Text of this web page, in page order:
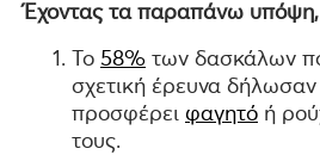
Έχοντας τα παραπάνω υπόψη,
Το 58% των δασκάλων
σχετική έρευνα δήλωσαν
προσφέρει φαγητό ή
τους.